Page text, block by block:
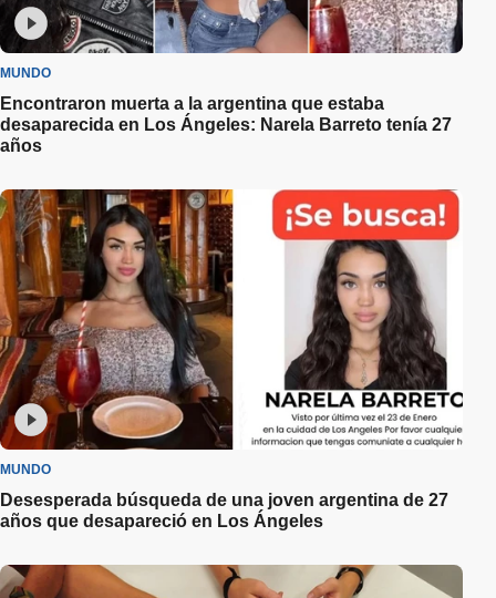
MUNDO
Encontraron muerta a la argentina que estaba
desaparecida en Los Ángeles: Narela Barreto tenía 27
años
MUNDO
Desesperada búsqueda de una joven argentina de 27
años que desapareció en Los Ángeles